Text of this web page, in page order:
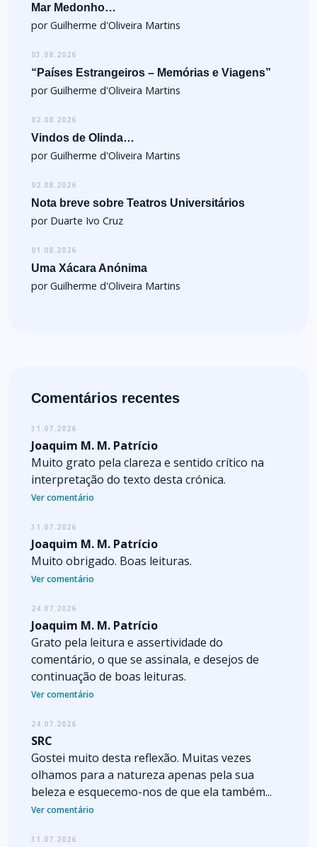
Mar Medonho…
por Guilherme d'Oliveira Martins
03.08.2026
“Países Estrangeiros – Memórias e Viagens”
por Guilherme d'Oliveira Martins
02.08.2026
Vindos de Olinda…
por Guilherme d'Oliveira Martins
02.08.2026
Nota breve sobre Teatros Universitários
por Duarte Ivo Cruz
01.08.2026
Uma Xácara Anónima
por Guilherme d'Oliveira Martins
Comentários recentes
31.07.2026
Joaquim M. M. Patrício
Muito grato pela clareza e sentido crítico na
interpretação do texto desta crónica.
Ver comentário
31.07.2026
Joaquim M. M. Patrício
Muito obrigado. Boas leituras.
Ver comentário
24.07.2026
Joaquim M. M. Patrício
Grato pela leitura e assertividade do
comentário, o que se assinala, e desejos de
continuação de boas leituras.
Ver comentário
24.07.2026
SRC
Gostei muito desta reflexão. Muitas vezes
olhamos para a natureza apenas pela sua
beleza e esquecemo-nos de que ela também...
Ver comentário
31.07.2026